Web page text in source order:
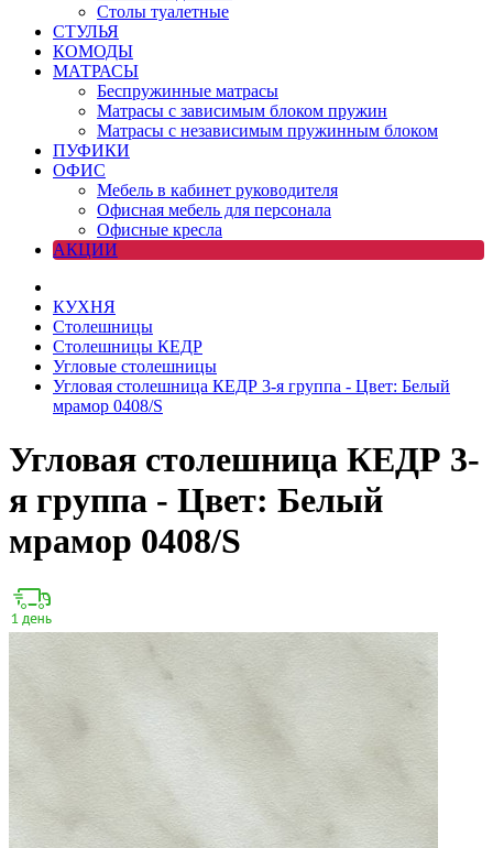
Столы туалетные
СТУЛЬЯ
КОМОДЫ
МАТРАСЫ
Беспружинные матрасы
Матрасы с зависимым блоком пружин
Матрасы с независимым пружинным блоком
ПУФИКИ
ОФИС
Мебель в кабинет руководителя
Офисная мебель для персонала
Офисные кресла
АКЦИИ
КУХНЯ
Столешницы
Столешницы КЕДР
Угловые столешницы
Угловая столешница КЕДР 3-я группа - Цвет: Белый
мрамор 0408/S
Угловая столешница КЕДР 3-
я группа - Цвет: Белый
мрамор 0408/S